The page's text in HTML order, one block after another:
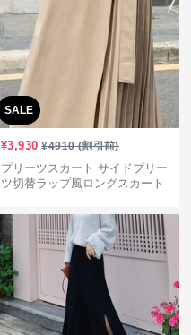
SALE
¥3,930 ¥4910(割引前)
プリーツスカート サイドプリー
ツ切替ラップ風ロングスカート